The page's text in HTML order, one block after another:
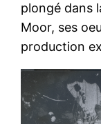
plongé dans
Moor, ses
production